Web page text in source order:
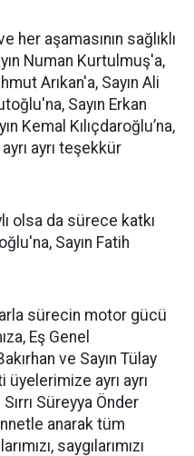
aşamasının sağlıklı
Numan Kurtulmuş'a,
Arıkan'a, Sayın Ali
Sayın Erkan
Kemal Kılıçdaroğlu’na,
ayrı teşekkür
olsa da sürece katkı
Sayın Fatih
sürecin motor gücü
Eş Genel
ve Sayın Tülay
üyelerimize ayrı ayrı
Süreyya Önder
anarak tüm
saygılarımızı